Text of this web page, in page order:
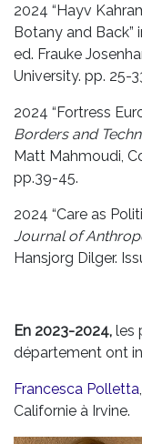
2024 “Hayv
Botany and Back”
ed. Frauke
University. pp. 25-
2024 “Fortress
Borders and
Matt Mahmoudi,
pp.39-45.
2024 “Care as
Journal of
Hansjorg Dilger.
En 2023-2024, les
département ont
Francesca Polletta
Californie à Irvine.